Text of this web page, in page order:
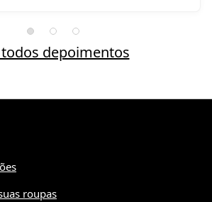
depoimentos
roupas